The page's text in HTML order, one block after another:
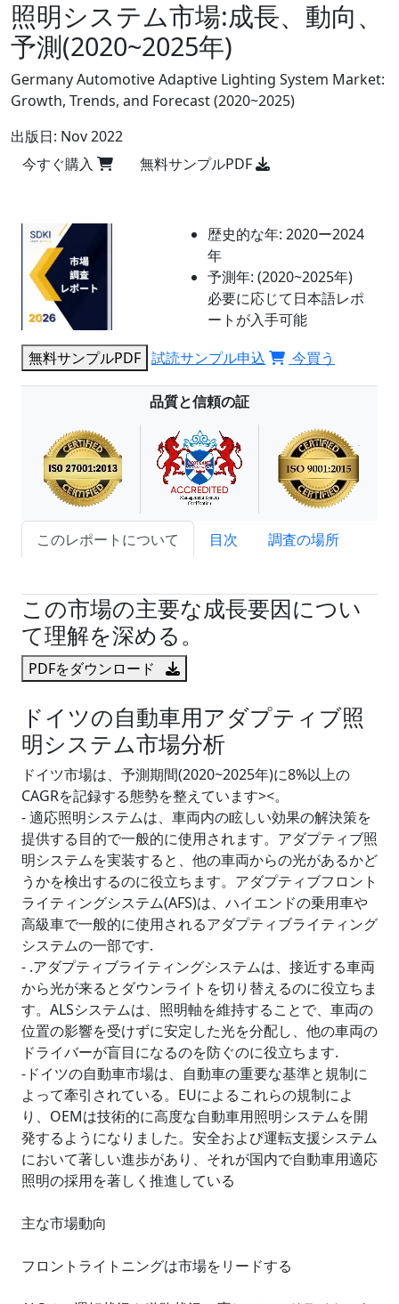
照明システム市場:成長、動向、
予測(2020~2025年)
Germany Automotive Adaptive Lighting System Market:
Growth, Trends, and Forecast (2020~2025)
出版日: Nov 2022
今すぐ購入
無料サンプルPDF
歴史的な年: 2020ー2024
年
予測年: (2020~2025年)
必要に応じて日本語レポ
ートが入手可能
無料サンプルPDF 試読サンプル申込 今買う
品質と信頼の証
このレポートについて 目次
調査の場所
この市場の主要な成長要因につい
て理解を深める。
PDFをダウンロード
ドイツの自動車用アダプティブ照
明システム市場分析
ドイツ市場は、予測期間(2020~2025年)に8%以上の
CAGRを記録する態勢を整えています><。
- 適応照明システムは、車両内の眩しい効果の解決策を
提供する目的で一般的に使用されます。アダプティブ照
明システムを実装すると、他の車両からの光があるかど
うかを検出するのに役立ちます。アダプティブフロント
ライティングシステム(AFS)は、ハイエンドの乗用車や
高級車で一般的に使用されるアダプティブライティング
システムの一部です.
- .アダプティブライティングシステムは、接近する車両
から光が来るとダウンライトを切り替えるのに役立ちま
す。ALSシステムは、照明軸を維持することで、車両の
位置の影響を受けずに安定した光を分配し、他の車両の
ドライバーが盲目になるのを防ぐのに役立ちます.
-ドイツの自動車市場は、自動車の重要な基準と規制に
よって牽引されている。EUによるこれらの規制によ
り、OEMは技術的に高度な自動車用照明システムを開
発するようになりました。安全および運転支援システム
において著しい進歩があり、それが国内で自動車用適応
照明の採用を著しく推進している
主な市場動向
フロントライトニングは市場をリードする